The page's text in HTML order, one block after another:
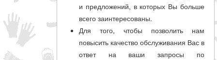
и предложений, в которых Вы больше
всего заинтересованы.
Для того, чтобы позволить нам
повысить качество обслуживания Вас в
ответ на ваши запросы по